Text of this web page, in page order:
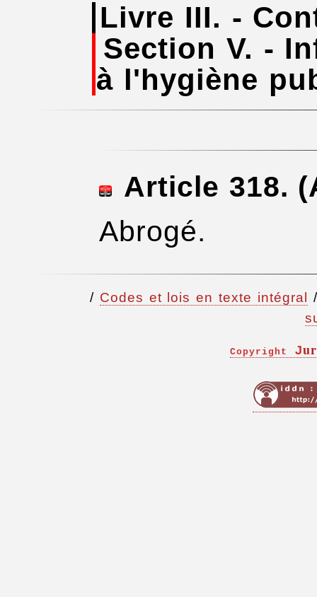
Livre III. -
Section V. -
à l'hygiène
Article 318.
Abrogé.
/ Codes et lois en texte intégral
Copyright J